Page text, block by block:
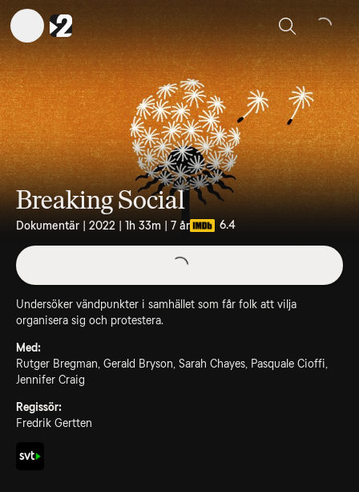
Sök
Breaking Social
Dokumentär | 2022 | 1h 33m | 7 år 6.4
Undersöker vändpunkter i samhället som får folk att vilja
organisera sig och protestera.
Med:
Rutger Bregman, Gerald Bryson, Sarah Chayes, Pasquale Cioffi,
Jennifer Craig
Regissör:
Fredrik Gertten